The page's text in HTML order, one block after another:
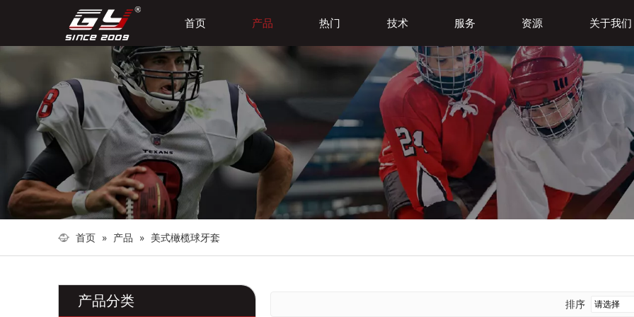
首页 产品 热门 技术 服务 资源 关于我们
首页 » 产品 » 美式橄榄球牙套
产品分类 排序